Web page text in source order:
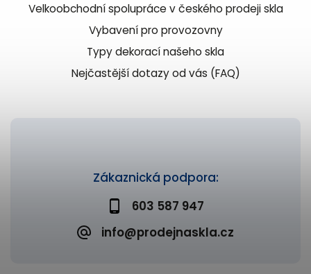
Zákaznická podpora:
603 587 947
info@prodejnaskla.cz
Velkoobchodní spolupráce v českého prodeji skla
Vybavení pro provozovny
Typy dekorací našeho skla
Nejčastější dotazy od vás (FAQ)